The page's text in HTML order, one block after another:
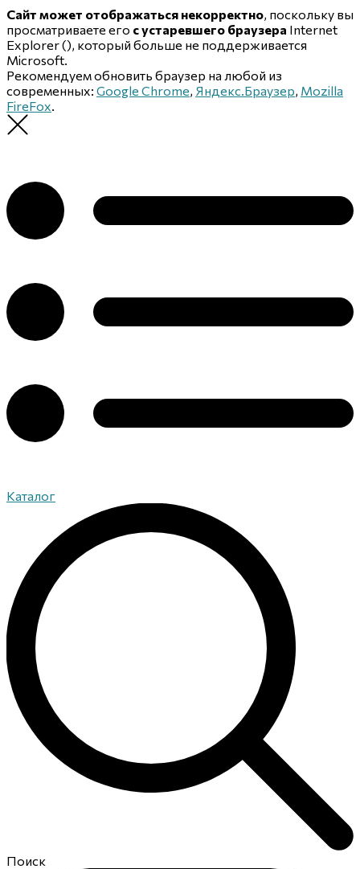
Сайт может отображаться некорректно, поскольку вы
просматриваете его с устаревшего браузера Internet
Explorer (), который больше не поддерживается
Microsoft.
Рекомендуем обновить браузер на любой из
современных: Google Chrome, Яндекс.Браузер, Mozilla
FireFox.
Каталог
Поиск